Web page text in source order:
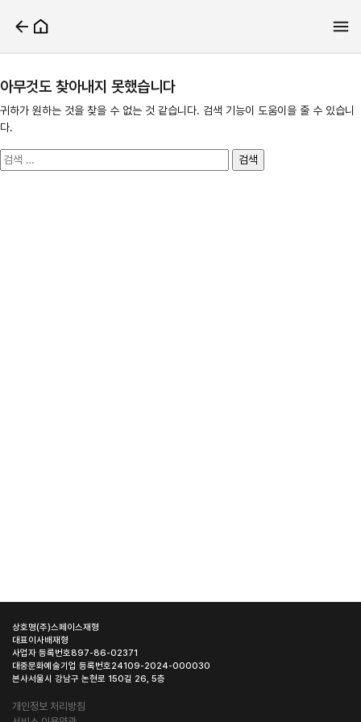
아무것도 찾아내지 못했습니다
귀하가 원하는 것을 찾을 수 없는 것 같습니다. 검색 기능이 도움이을 줄 수 있습니
다.
검
색:
상호명(주)스페이스재형
대표이사배재형
사업자 등록번호897-86-02371
대중문화예술기업 등록번호24109-2024-000030
본사서울시 강남구 논현로 150길 26, 5층
개인정보 처리방침